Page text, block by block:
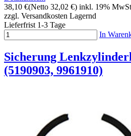
38,10 €(Netto 32,02 €) inkl. 19%
zzgl. Versandkosten Lagernd
Lieferfrist 1-3 Tage
In
Sicherung
(5190903, 9961910)